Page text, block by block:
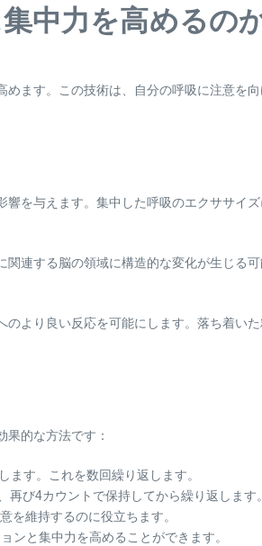
中力を高めるの
ます。この技術は、自分の呼吸に注意を
を与えます。集中した呼吸のエクササイ
連する脳の領域に構造的な変化が生じる
より良い反応を可能にします。落ち着い
的な方法です：
す。これを数回繰り返します。
び4カウントで保持してから繰り返します。
を維持するのに役立ちます。
ンと集中力を高めることができます。